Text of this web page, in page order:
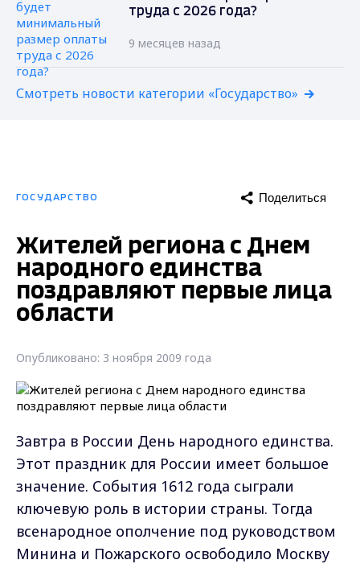
труда с 2026 года?
9 месяцев назад
Смотреть новости категории «Государство»
ГОСУДАРСТВО Поделиться
Жителей региона с Днем
народного единства
поздравляют первые лица
области
Опубликовано: 3 ноября 2009 года
Завтра в России День народного единства.
Этот праздник для России имеет большое
значение. События 1612 года сыграли
ключевую роль в истории страны. Тогда
всенародное ополчение под руководством
Минина и Пожарского освободило Москву